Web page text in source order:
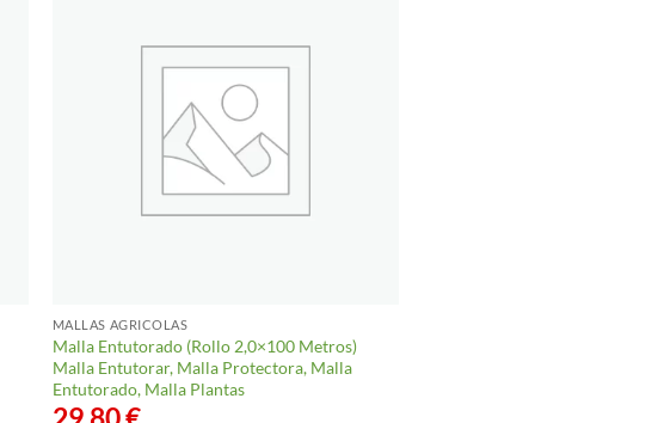
MALLAS AGRICOLAS
Malla Entutorado (Rollo 2,0×100 Metros)
Malla Entutorar, Malla Protectora, Malla
Entutorado, Malla Plantas